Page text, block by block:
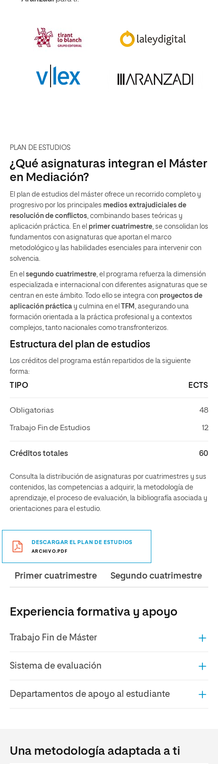
PLAN DE ESTUDIOS
¿Qué asignaturas integran el Máster
en Mediación?
El plan de estudios del máster ofrece un recorrido completo y
progresivo por los principales medios extrajudiciales de
resolución de conflictos, combinando bases teóricas y
aplicación práctica. En el primer cuatrimestre, se consolidan los
fundamentos con asignaturas que aportan el marco
metodológico y las habilidades esenciales para intervenir con
solvencia.
En el segundo cuatrimestre, el programa refuerza la dimensión
especializada e internacional con diferentes asignaturas que se
centran en este ámbito. Todo ello se integra con proyectos de
aplicación práctica y culmina en el TFM , asegurando una
formación orientada a la práctica profesional y a contextos
complejos, tanto nacionales como transfronterizos.
Estructura del plan de estudios
Los créditos del programa están repartidos de la siguiente
forma:
TIPO ECTS
Obligatorias 48
Trabajo Fin de Estudios 12
Créditos totales 60
Consulta la distribución de asignaturas por cuatrimestres y sus
contenidos, las competencias a adquirir, la metodología de
aprendizaje, el proceso de evaluación, la bibliografía asociada y
orientaciones para el estudio.
DESCARGAR EL PLAN DE ESTUDIOS
ARCHIVO.PDF
Primer cuatrimestre Segundo cuatrimestre
Experiencia formativa y apoyo
Trabajo Fin de Máster
Sistema de evaluación
Departamentos de apoyo al estudiante
Una metodología adaptada a ti